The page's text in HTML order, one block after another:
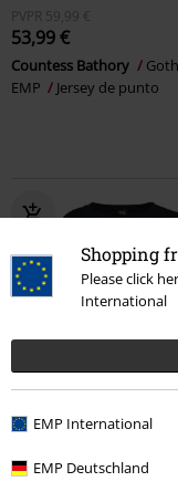
Shopping
Please click
International
EMP International
EMP Deutschland
PVPR
59,99 €
53,99 €
Countess Bathory
EMP
Jersey de punto
PVPR
43,99 €